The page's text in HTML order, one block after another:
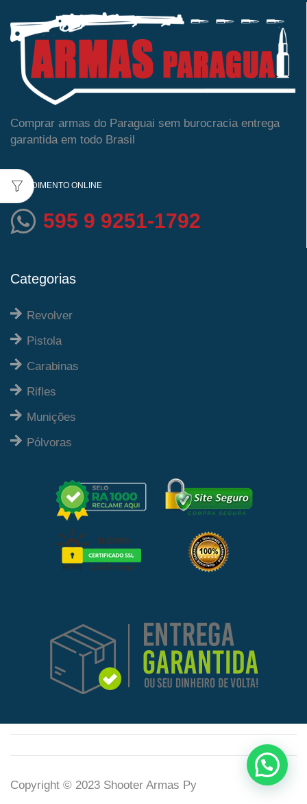
Comprar armas do Paraguai sem burocracia entrega
garantida em todo Brasil
ATENDIMENTO ONLINE
595 9 9251-1792
Categorias
Revolver
Pistola
Carabinas
Rifles
Munições
Pólvoras
Copyright © 2023 Shooter Armas Py